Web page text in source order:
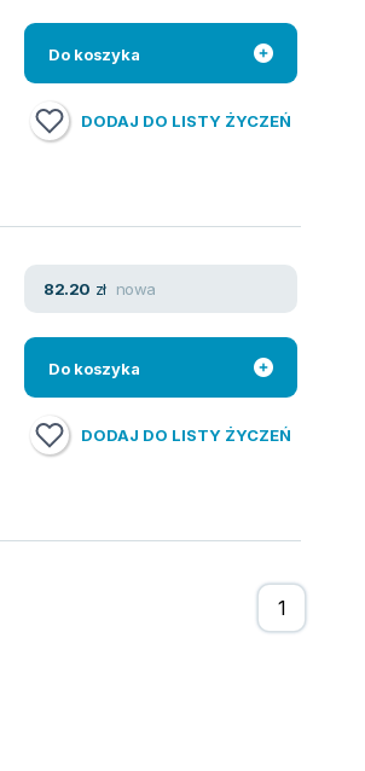
Do koszyka
DODAJ DO LISTY ŻYCZEŃ
Jędrzejczyk Waldemar,Mieczysław
82.20 zł nowa
Do koszyka
DODAJ DO LISTY ŻYCZEŃ